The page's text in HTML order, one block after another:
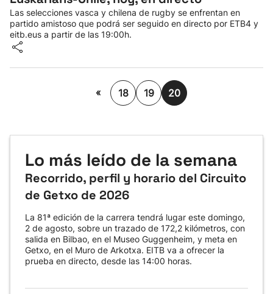
Las selecciones vasca y chilena de rugby se enfrentan en
partido amistoso que podrá ser seguido en directo por ETB4 y
eitb.eus a partir de las 19:00h.
« 18 19 20
Lo más leído de la semana
Recorrido, perfil y horario del Circuito
de Getxo de 2026
La 81ª edición de la carrera tendrá lugar este domingo,
2 de agosto, sobre un trazado de 172,2 kilómetros, con
salida en Bilbao, en el Museo Guggenheim, y meta en
Getxo, en el Muro de Arkotxa. EITB va a ofrecer la
prueba en directo, desde las 14:00 horas.